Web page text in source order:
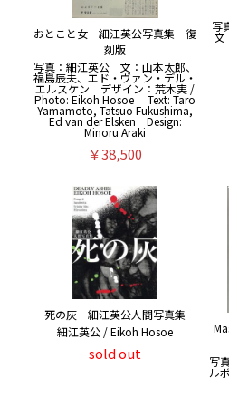
おとこと女 細江英公写真集 復
刻版
写真：細江英公 文：山本太郎、
福島辰夫、エド・ヴァン・デル・
エルスケン デザイン：荒木実 /
Photo: Eikoh Hosoe Text: Taro
Yamamoto, Tatsuo Fukushima,
Ed van der Elsken Design:
Minoru Araki
￥38,500
写
文
死の灰 細江英公人間写真集
細江英公 / Eikoh Hosoe
sold out
写
ル